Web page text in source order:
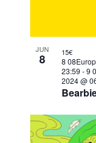
JUN
8
8
23:59 -9
2024 @
15€